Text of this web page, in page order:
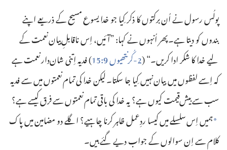
پولُس رسول نے اُن برکتوں کا ذکر کِیا جو خدا یسوع مسیح کے ذریعے اپنے
بندوں کو دیتا ہے۔‏ پھر اُنہوں نے کہا:‏ ”‏آئیں،‏ اِس ناقابلِ‌بیان نعمت کے
لیے خدا کا شکر ادا کریں۔‏“‏ (‏2-‏کُرنتھیوں 9:‏15
‏)‏ فدیہ اِتنی شان‌دار نعمت ہے
کہ اِسے لفظوں میں بیان نہیں کِیا جا سکتا۔‏ لیکن خدا کی تمام نعمتوں میں سے فدیہ
سب سے بیش‌قیمت کیوں ہے؟‏ یہ خدا کی باقی تمام نعمتوں سے فرق کیسے ہے؟‏
*ہمیں اِس سلسلے میں کیسا ردِعمل ظاہر کرنا چاہیے؟‏ اگلے دو مضامین میں پاک
کلام سے اِن سوالوں کے جواب دیے گئے ہیں۔‏